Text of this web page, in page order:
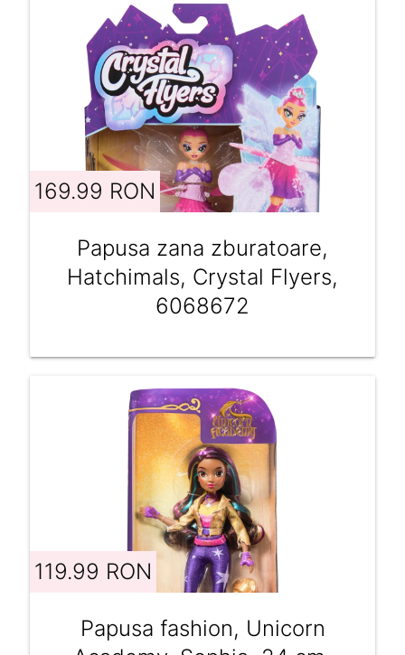
169.99 RON
Papusa zana zburatoare,
Hatchimals, Crystal Flyers,
6068672
119.99 RON
Papusa fashion, Unicorn